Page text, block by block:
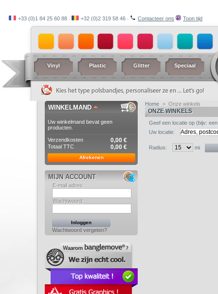
+33 (0)1 84 25 60 88 ‧ +32 (0)2 319 58 46 ‧ Contacteer ons Toon tijd
Vinyl Plastic Glitter Speciaal
WINKELMAND
Uw winkelmand bevat geen
producten.
Verzendkosten 0,00 €
Totaal TTC 0,00 €
Afrekenen
MIJN ACCOUNT
E-mail adres:
Wachtwoord:
Wachtwoord vergeten?
Home > Onze winkels
ONZE WINKELS
Geef een locatie op (bijv:
Uw locatie:
Radius: mi